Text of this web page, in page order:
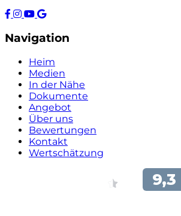
Navigation
Heim
Medien
In der Nähe
Dokumente
Angebot
Über uns
Bewertungen
Kontakt
Wertschätzung